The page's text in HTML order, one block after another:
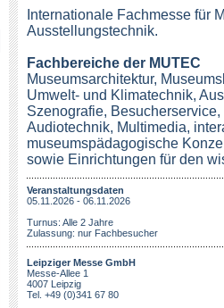
Internationale Fachmesse für
Ausstellungstechnik.
Fachbereiche der MUTEC
Museumsarchitektur,
Umwelt- und Klimatechnik,
Szenografie,
Audiotechnik, Multimedia,
museumspädagogische
sowie Einrichtungen für den
Veranstaltungsdaten
05.11.2026 - 06.11.2026
Turnus: Alle 2 Jahre
Zulassung: nur Fachbesucher
Leipziger Messe GmbH
Messe-Allee 1
4007 Leipzig
Tel. +49 (0)341 67 80